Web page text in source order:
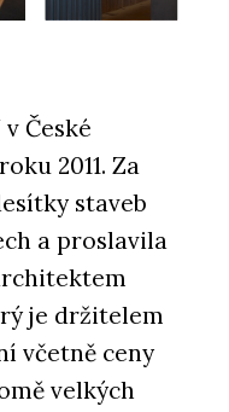
České
2011. Za
staveb
a proslavila
je držitelem
včetně ceny
velkých